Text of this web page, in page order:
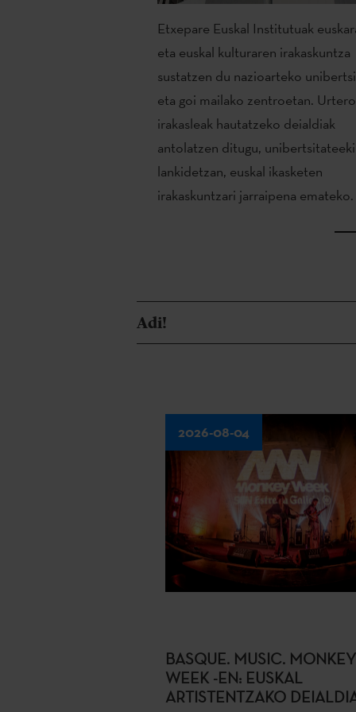
Etxepare Euskal Institutuak
eta euskal kulturaren irakaskuntza
sustatzen du nazioarteko
eta goi mailako zentroetan. Urtero
irakasleak hautatzeko deialdiak
antolatzen ditugu,
lankidetzan, euskal ikasketen
irakaskuntzari jarraipena emateko.
Adi!
2026-08-04
BASQUE. MUSIC. MONKEY
WEEK -EN: EUSKAL
ARTISTENTZAKO